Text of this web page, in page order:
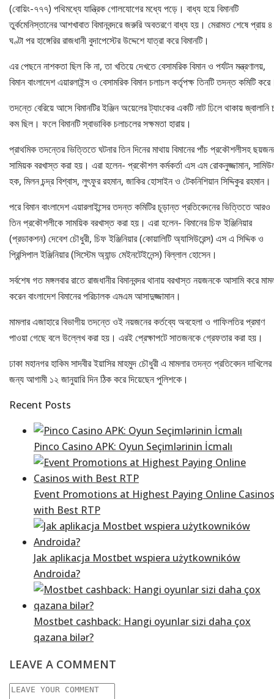
(বোয়িং-৭৭৭) পথিমধ্যে যান্ত্রিক গোলযোগের মধ্যে পড়ে। বাধ্য হয়ে বিমানটি
তুর্কমেনিস্তানের আশখাবাত বিমানবন্দরে জরুরি অবতরণে বাধ্য হয়। মেরামত শেষে প্রায় ৪
ঘণ্টা পর হাঙ্গেরির রাজধানী বুদাপেস্টের উদ্দেশে যাত্রা করে বিমানটি।
এর পেছনে নাশকতা ছিল কি না, তা খতিয়ে দেখতে বেসামরিক বিমান ও পর্যটন মন্ত্রণালয়,
বিমান বাংলাদেশ এয়ারলাইন্স ও বেসামরিক বিমান চলাচল কর্তৃপক্ষ তিনটি তদন্ত কমিটি
তদন্তে বেরিয়ে আসে বিমানটির ইঞ্জিন অয়েলের ট্যাংকের একটি নাট ঢিলে থাকায় জ্বালানি
কম ছিল। ফলে বিমানটি স্বাভাবিক চলাচলের সক্ষমতা হারায়।
প্রাথমিক তদন্তের ভিত্তিতে ঘটনার তিন দিনের মাথায় বিমানের পাঁচ প্রকৌশলীসহ
সামিয়ক বরখাস্ত করা হয়। এরা হলেন- প্রকৌশল কর্মকর্তা এস এম রোকনুজ্জামান,
হক, মিলন চন্দ্র বিশ্বাস, লুৎফুর রহমান, জাকির হোসাইন ও টেকনিশিয়ান সিদ্দিকুর রহমান।
পরে বিমান বাংলাদেশ এয়ারলাইন্সের তদন্ত কমিটির চূড়ান্ত প্রতিবেদনের ভিত্তিতে আরও
তিন প্রকৌশলীকে সাময়িক বরখাস্ত করা হয়। এরা হলেন- বিমানের চিফ ইঞ্জিনিয়ার
(প্রডাকশন) দেবেশ চৌধুরী, চিফ ইঞ্জিনিয়ার (কোয়ালিটি অ্যাসিউরেন্স) এস এ সিদ্দিক ও
প্রিন্সিপাল ইঞ্জিনিয়ার (সিস্টেম অ্যান্ড মেইনটেইনেন্স) বিল্লাল হোসেন।
সর্বশেষ গত মঙ্গলবার রাতে রাজধানীর বিমানবন্দর থানায় বরখাস্ত নয়জনকে আসামি করে
করেন বাংলাদেশ বিমানের পরিচালক এমএম আসাদুজ্জামান।
মামলার এজাহারে বিভাগীয় তদন্তে ওই নয়জনের কর্তব্যে অবহেলা ও গাফিলতির প্রমাণ
পাওয়া গেছে বলে উল্লেখ করা হয়। এরই প্রেক্ষাপটে সাতজনকে গ্রেফতার করা হয়।
ঢাকা মহানগর হাকিম সাদবীর ইয়াসির মাহমুদ চৌধুরী এ মামলার তদন্ত প্রতিবেদন দাখিলের
জন্য আগামী ১২ জানুয়ারি দিন ঠিক করে দিয়েছেন পুলিশকে।
Recent Posts
Pinco Casino APK: Oyun Seçimlərinin İcmalı
Event Promotions at Highest Paying Online Casinos
with Best RTP
Jak aplikacja Mostbet wspiera użytkowników
Androida?
Mostbet cashback: Hangi oyunlar sizi daha çox
qazana bilər?
LEAVE A COMMENT